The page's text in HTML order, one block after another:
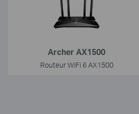
Archer AX1500
Routeur WiFi 6 AX1500